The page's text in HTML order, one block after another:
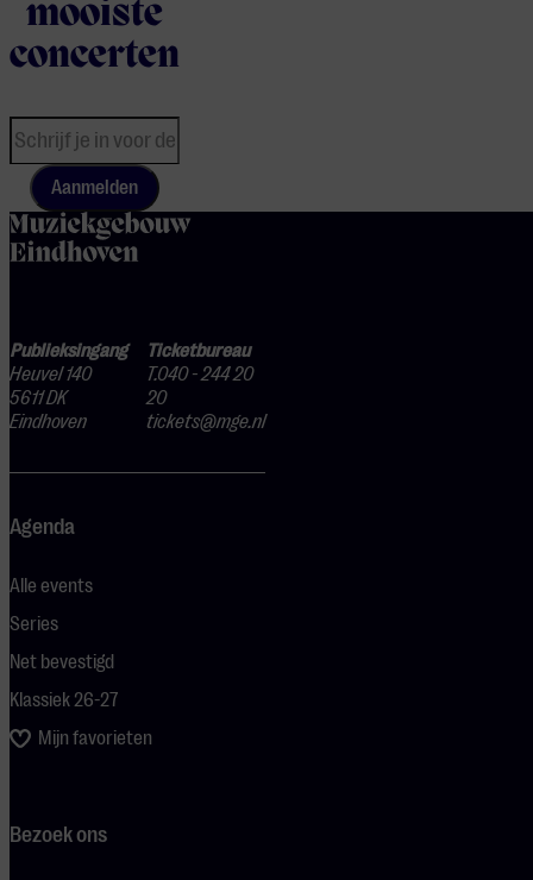
mooiste
concerten
Aanmelden
Publieksingang
Heuvel 140
5611 DK
Eindhoven
Ticketbureau
T.040 - 244 20
20
tickets@mge.nl
Agenda
Alle events
Series
Net bevestigd
Klassiek 26-27
Mijn favorieten
Bezoek ons